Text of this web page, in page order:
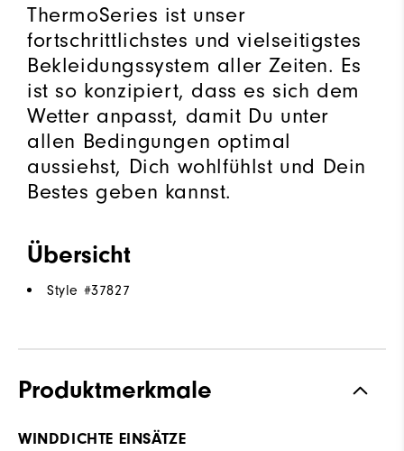
ThermoSeries ist unser
fortschrittlichstes und vielseitigstes
Bekleidungssystem aller Zeiten. Es
ist so konzipiert, dass es sich dem
Wetter anpasst, damit Du unter
allen Bedingungen optimal
aussiehst, Dich wohlfühlst und Dein
Bestes geben kannst.
Übersicht
Style #37827
Produktmerkmale
WINDDICHTE EINSÄTZE